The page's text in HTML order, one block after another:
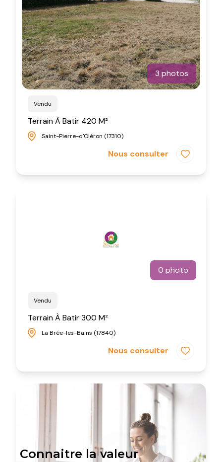
3 photos
Vendu
Terrain À Batir 420 M²
Saint-Pierre-d'Oléron (17310)
Nous consulter
0 photo
Vendu
Terrain À Batir 300 M²
La Brée-les-Bains (17840)
Nous consulter
Connaitre la valeur